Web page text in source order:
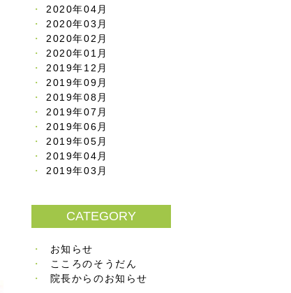
2020年04月
2020年03月
2020年02月
2020年01月
2019年12月
2019年09月
2019年08月
2019年07月
2019年06月
2019年05月
2019年04月
2019年03月
CATEGORY
お知らせ
こころのそうだん
院長からのお知らせ